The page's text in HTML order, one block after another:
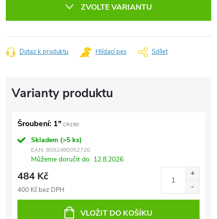
ZVOLTE VARIANTU
Dotaz k produktu Hlídací pes Sdílet
Šroubení: 1" CR19D
Skladem (>5 ks)
EAN: 8592480052720
Můžeme doručit do 12.8.2026
484 Kč
400 Kč bez DPH
VLOŽIT DO KOŠÍKU